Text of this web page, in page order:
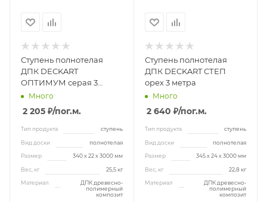
Ступень полнотелая
ДПК DECKART
ОПТИМУМ серая 3
метра
Много
2 205 ₽/пог.м.
Тип продукта ступень
Вид доски полнотелая
Размер 340 х 22 х 3000 мм
Вес, кг 25,5 кг
Материал
ДПК древесно-
полимерный
композит
Ступень полнотелая
ДПК DECKART СТЕП
орех 3 метра
Много
2 640 ₽/пог.м.
Тип продукта ступень
Вид доски полнотелая
Размер 345 х 24 х 3000 мм
Вес, кг 22,8 кг
Материал
ДПК древесно-
полимерный
композит